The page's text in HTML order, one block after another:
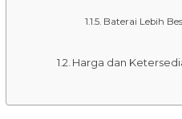
Baterai Lebih
Harga dan